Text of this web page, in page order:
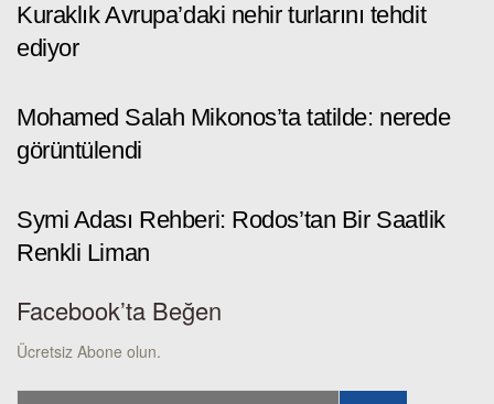
Kuraklık Avrupa’daki nehir turlarını tehdit
ediyor
Mohamed Salah Mikonos’ta tatilde: nerede
görüntülendi
Symi Adası Rehberi: Rodos’tan Bir Saatlik
Renkli Liman
Facebook’ta Beğen
Ücretsiz Abone olun.